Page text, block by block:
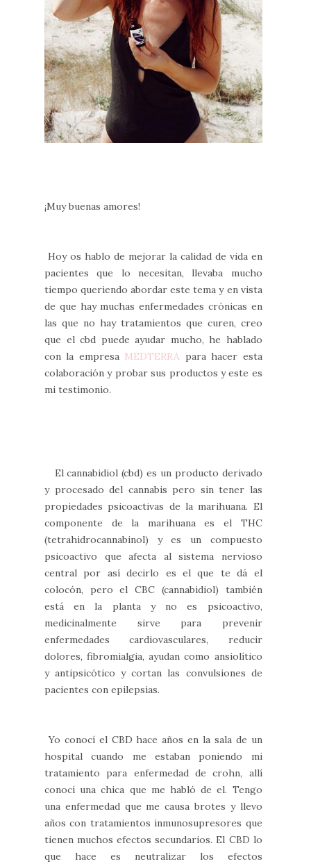
¡Muy buenas amores!
Hoy os hablo de mejorar la calidad de vida en
pacientes que lo necesitan, llevaba mucho
tiempo queriendo abordar este tema y en vista
de que hay muchas enfermedades crónicas en
las que no hay tratamientos que curen, creo
que el cbd puede ayudar mucho, he hablado
con la empresa MEDTERRA para hacer esta
colaboración y probar sus productos y este es
mi testimonio.
El cannabidiol (cbd) es un producto derivado
y procesado del cannabis pero sin tener las
propiedades psicoactivas de la marihuana. El
componente de la marihuana es el THC
(tetrahidrocannabinol) y es un compuesto
psicoactivo que afecta al sistema nervioso
central por así decirlo es el que te dá el
colocón, pero el CBC (cannabidiol) también
está en la planta y no es psicoactivo,
medicinalmente sirve para prevenir
enfermedades cardiovasculares, reducir
dolores, fibromialgia, ayudan como ansiolítico
y antipsicótico y cortan las convulsiones de
pacientes con epilepsias.
Yo conocí el CBD hace años en la sala de un
hospital cuando me estaban poniendo mi
tratamiento para enfermedad de crohn, allí
conocí una chica que me habló de el. Tengo
una enfermedad que me causa brotes y llevo
años con tratamientos inmunosupresores que
tienen muchos efectos secundarios. El CBD lo
que hace es neutralizar los efectos